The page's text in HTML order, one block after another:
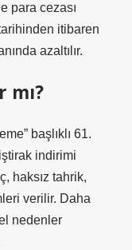
para cezası
itibaren
azaltılır.
mı?
başlıklı 61.
indirimi
haksız tahrik,
verilir. Daha
nedenler